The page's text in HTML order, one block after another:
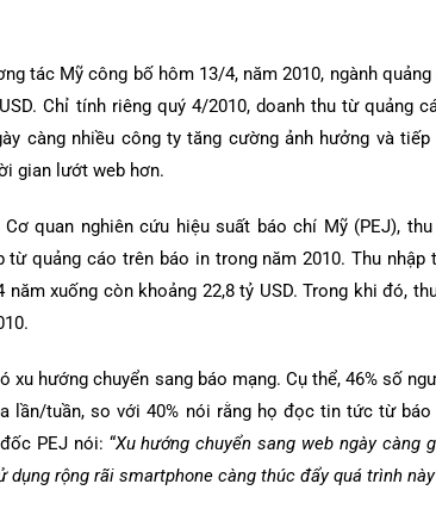
tác Mỹ công bố hôm 13/4, năm 2010, ngành
Chỉ tính riêng quý 4/2010, doanh thu từ quảng
càng nhiều công ty tăng cường ảnh hưởng và
gian lướt web hơn.
quan nghiên cứu hiệu suất báo chí Mỹ (PEJ),
quảng cáo trên báo in trong năm 2010. Thu nhập
xuống còn khoảng 22,8 tỷ USD. Trong khi đó,
xu hướng chuyển sang báo mạng. Cụ thể, 46% số
lần/tuần, so với 40% nói rằng họ đọc tin tức từ
PEJ nói: “Xu hướng chuyển sang web ngày càng
rộng rãi smartphone càng thúc đẩy quá trình